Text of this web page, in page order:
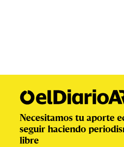
Necesitamos tu aporte
seguir haciendo
libre